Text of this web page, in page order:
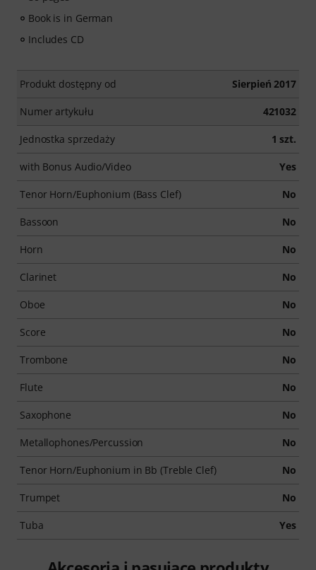
Book is in German
Includes CD
Produkt dostępny od Sierpień 2017
Numer artykułu 421032
Jednostka sprzedaży 1 szt.
with Bonus Audio/Video Yes
Tenor Horn/Euphonium (Bass Clef) No
Bassoon No
Horn No
Clarinet No
Oboe No
Score No
Trombone No
Flute No
Saxophone No
Metallophones/Percussion No
Tenor Horn/Euphonium in Bb (Treble Clef) No
Trumpet No
Tuba Yes